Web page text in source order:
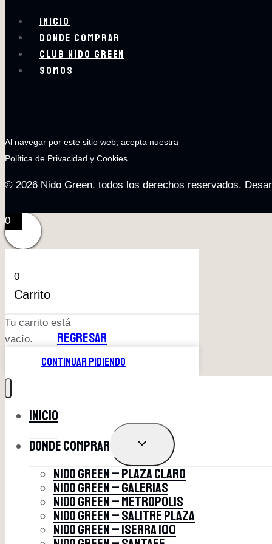
INICIO
DONDE COMPRAR
CLUB NIDO GREEN
SOMOS
Al navegar por este sitio web, acepta nuestra
Política de Privacidad y Cookies
© 2026 Nido Green. todos los derechos reservados.
0
0
Carrito
Tu carrito está
vacío.
REGRESAR
CONTINUAR PIDIENDO
Inicio
Donde comprar
ALTERNAR
HIJO
NIDO GREEN – PLAZA CLARO
NIDO GREEN – GALERIAS
NIDO GREEN – METROPOLIS
NIDO GREEN – SALITRE PLAZA
NIDO GREEN – ISERRA 100